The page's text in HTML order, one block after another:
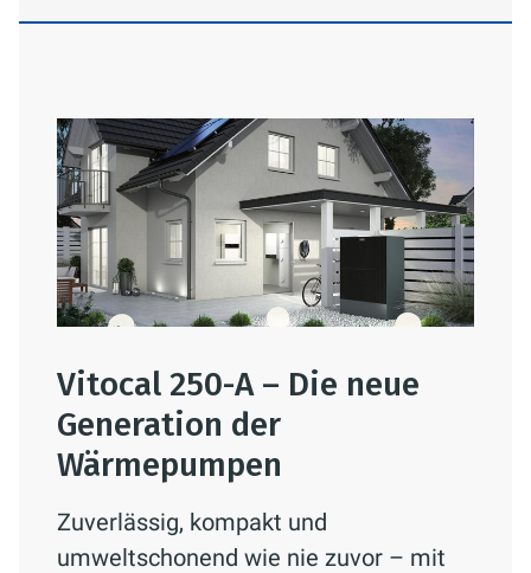
Vitocal 250-A – Die neue
Generation der
Wärmepumpen
Zuverlässig, kompakt und
umweltschonend wie nie zuvor – mit